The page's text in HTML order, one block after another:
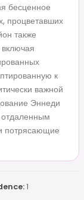
бесценное
процветавших
также
к
важной
Эннеди
потрясающие
1